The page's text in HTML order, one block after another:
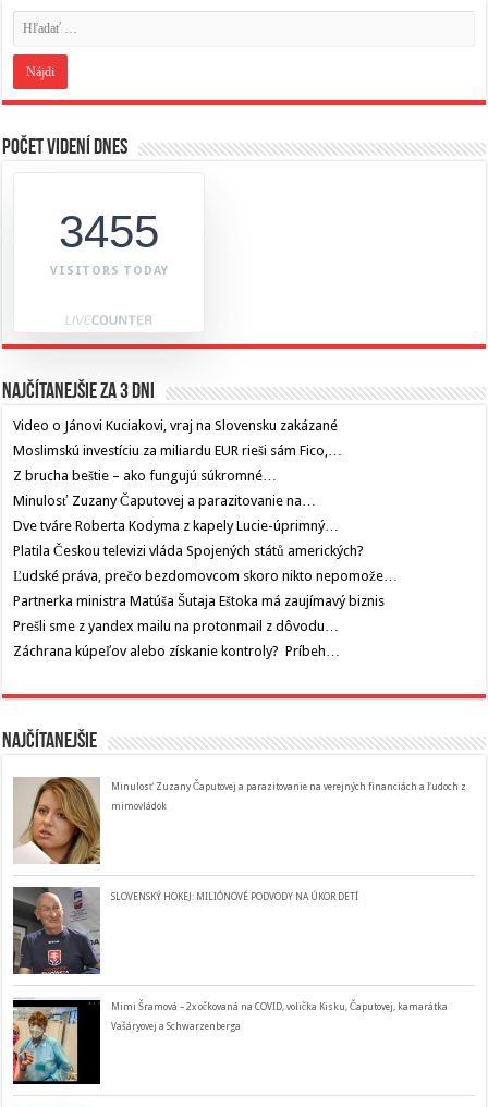
Počet videní dnes
3455
VISITORS TODAY
Najčítanejšie za 3 dni
Video o Jánovi Kuciakovi, vraj na Slovensku zakázané
Moslimskú investíciu za miliardu EUR rieši sám Fico,…
Z brucha beštie – ako fungujú súkromné…
Minulosť Zuzany Čaputovej a parazitovanie na…
Dve tváre Roberta Kodyma z kapely Lucie-úprimný…
Platila Českou televizi vláda Spojených států amerických?
Ľudské práva, prečo bezdomovcom skoro nikto nepomože…
Partnerka ministra Matúša Šutaja Eštoka má zaujímavý biznis
Prešli sme z yandex mailu na protonmail z dôvodu…
Záchrana kúpeľov alebo získanie kontroly? Príbeh…
Najčítanejšie
Minulosť Zuzany Čaputovej a parazitovanie na verejných financiách a ľudoch z
mimovládok
SLOVENSKÝ HOKEJ: MILIÓNOVÉ PODVODY NA ÚKOR DETÍ
Mimi Šramová – 2x očkovaná na COVID, volička Kisku, Čaputovej, kamarátka
Vašáryovej a Schwarzenberga